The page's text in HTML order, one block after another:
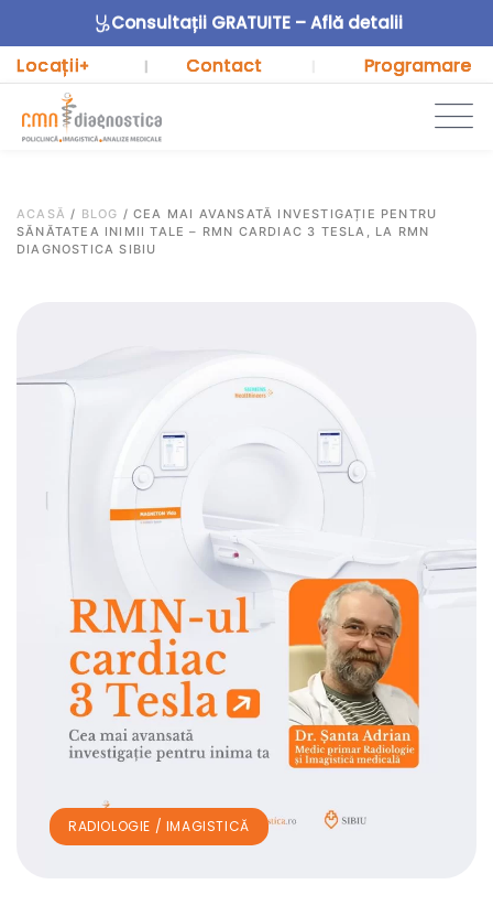
Consultații GRATUITE – Află detalii
Locații+ | Contact Programare
ACASĂ / BLOG /CEA MAI AVANSATĂ INVESTIGAȚIE PENTRU
SĂNĂTATEA INIMII TALE – RMN CARDIAC 3 TESLA, LA RMN
DIAGNOSTICA SIBIU
RADIOLOGIE / IMAGISTICĂ